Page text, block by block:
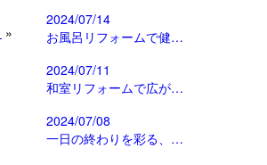
»
2024/07/14
お風呂リフォームで健…
2024/07/11
和室リフォームで広が…
2024/07/08
一日の終わりを彩る、…